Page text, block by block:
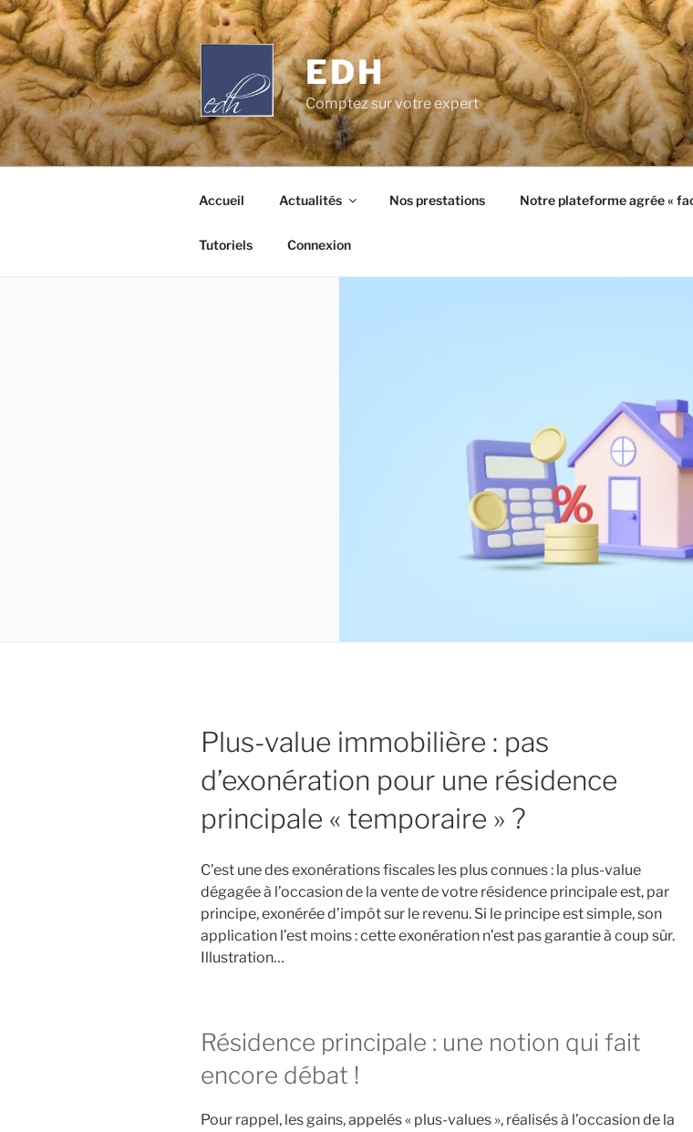
Aller
au
contenu
principal
EDH
Comptez sur votre expert
Accueil Actualités Nos prestations Notre plateforme agrée «
Tutoriels Connexion
Plus-value immobilière : pas
d’exonération pour une résidence
principale « temporaire » ?
C’est une des exonérations fiscales les plus connues : la plus-value
dégagée à l’occasion de la vente de votre résidence principale est, par
principe, exonérée d’impôt sur le revenu. Si le principe est simple, son
application l’est moins : cette exonération n’est pas garantie à coup sûr.
Illustration…
Résidence principale : une notion qui fait
encore débat !
Pour rappel, les gains, appelés « plus-values », réalisés à l’occasion de la